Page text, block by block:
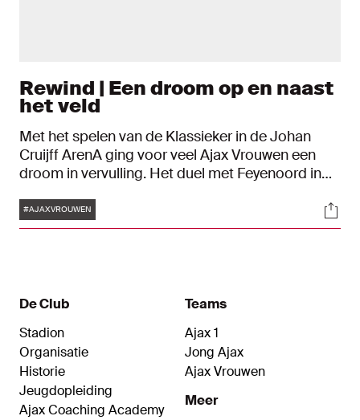
Rewind | Een droom op en naast
het veld
Met het spelen van de Klassieker in de Johan
Cruijff ArenA ging voor veel Ajax Vrouwen een
droom in vervulling. Het duel met Feyenoord in
vrolijke gezichten, emotionele gedachtes en
enthousiaste kinderen mét diezelfde droom.
Tags
#AJAXVROUWEN
De Club
Stadion
Organisatie
Historie
Jeugdopleiding
Ajax Coaching Academy
Teams
Ajax 1
Jong Ajax
Ajax Vrouwen
Meer